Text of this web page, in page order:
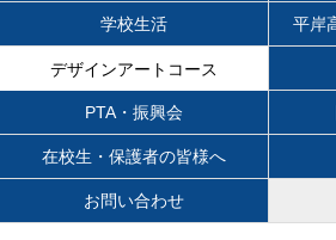
学校生活 平岸
デザインアートコース
PTA・振興会
在校生・保護者の皆様へ
お問い合わせ